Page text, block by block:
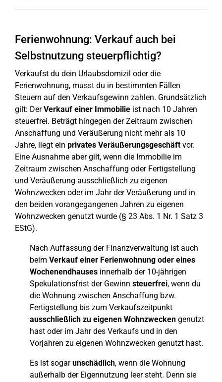
Ferienwohnung: Verkauf auch bei
Selbstnutzung steuerpflichtig?
Verkaufst du dein Urlaubsdomizil oder die
Ferienwohnung, musst du in bestimmten Fällen
Steuern auf den Verkaufsgewinn zahlen. Grundsätzlich
gilt: DerVerkauf einer Immobilie ist nach 10 Jahren
steuerfrei. Beträgt hingegen der Zeitraum zwischen
Anschaffung und Veräußerung nicht mehr als 10
Jahre, liegt ein privates Veräußerungsgeschäftvor.
Eine Ausnahme aber gilt, wenn die Immobilie im
Zeitraum zwischen Anschaffung oder Fertigstellung
und Veräußerung ausschließlich zu eigenen
Wohnzwecken oder im Jahr der Veräußerung und in
den beiden vorangegangenen Jahren zu eigenen
Wohnzwecken genutzt wurde (§ 23 Abs. 1 Nr. 1 Satz 3
EStG).
Nach Auffassung der Finanzverwaltung ist auch
beim Verkauf einer Ferienwohnung oder eines
Wochenendhauses innerhalb der 10-jährigen
Spekulationsfrist der Gewinn steuerfrei, wenn du
die Wohnung zwischen Anschaffung bzw.
Fertigstellung bis zum Verkaufszeitpunkt
ausschließlich zu eigenen Wohnzwecken genutzt
hast oder im Jahr des Verkaufs und in den
Vorjahren zu eigenen Wohnzwecken genutzt hast.
Es ist sogarunschädlich, wenn die Wohnung
außerhalb der Eigennutzung leer steht. Denn sie